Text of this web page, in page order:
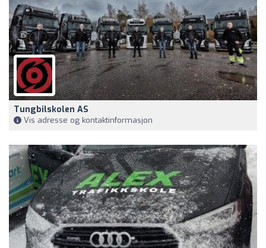
Tungbilskolen AS
Vis adresse og kontaktinformasjon